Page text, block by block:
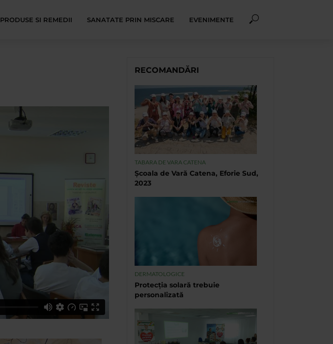
PRODUSE SI REMEDII SANATATE PRIN MISCARE EVENIMENTE
RECOMANDĂRI
TABARA DE VARA CATENA
Școala de Vară Catena, Eforie Sud,
2023
DERMATOLOGICE
Protecția solară trebuie
personalizată